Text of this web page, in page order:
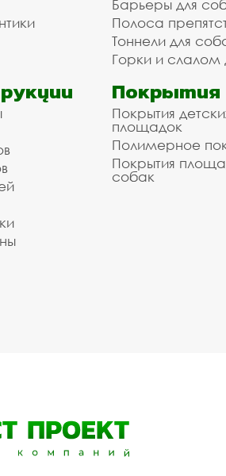
Барьеры для
Полоса
Тоннели для
Горки и слалом
Покрытия
Покрытия
площадок
Полимерное
Покрытия
собак